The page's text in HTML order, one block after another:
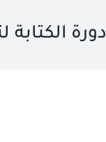
دورة